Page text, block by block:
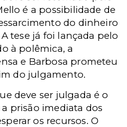
é a possibilidade de
do dinheiro
tese já foi lançada pelo
à polêmica, a
e Barbosa prometeu
do julgamento.
deve ser julgada é o
prisão imediata dos
os recursos. O